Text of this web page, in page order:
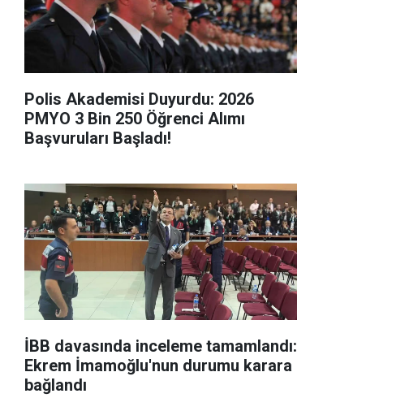
Polis Akademisi Duyurdu: 2026
PMYO 3 Bin 250 Öğrenci Alımı
Başvuruları Başladı!
İBB davasında inceleme tamamlandı:
Ekrem İmamoğlu'nun durumu karara
bağlandı